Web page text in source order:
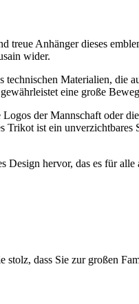
Anhänger dieses
wider.
Materialien, die
eine große
der Mannschaft oder
ist ein
hervor, das es für
dass Sie zur großen